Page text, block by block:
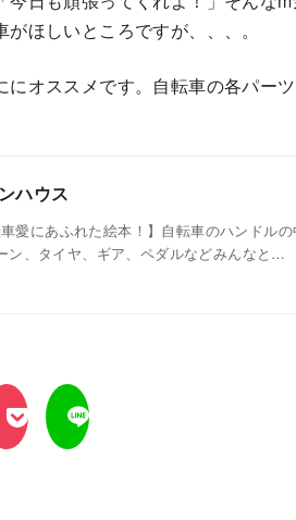
ほしいところですが、、、。
オススメです。自転車の各パー
ハウス
にあふれた絵本！】自転車のハンドルの
ン、タイヤ、ギア、ペダルなどみんなと…